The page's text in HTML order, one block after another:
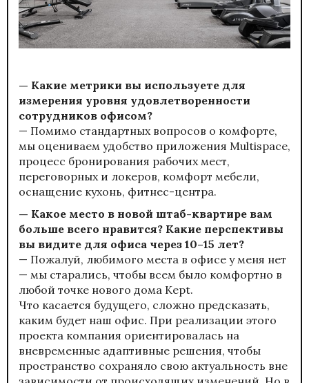
— Какие метрики вы используете для
измерения уровня удовлетворенности
сотрудников офисом?
— Помимо стандартных вопросов о комфорте,
мы оцениваем удобство приложения Multispace,
процесс бронирования рабочих мест,
переговорных и локеров, комфорт мебели,
оснащение кухонь, фитнес-центра.
— Какое место в новой штаб-квартире вам
больше всего нравится? Какие перспективы
вы видите для офиса через 10–15 лет?
— Пожалуй, любимого места в офисе у меня нет
— мы старались, чтобы всем было комфортно в
любой точке нового дома Kept.
Что касается будущего, сложно предсказать,
каким будет наш офис. При реализации этого
проекта компания ориентировалась на
вневременные адаптивные решения, чтобы
пространство сохраняло свою актуальность вне